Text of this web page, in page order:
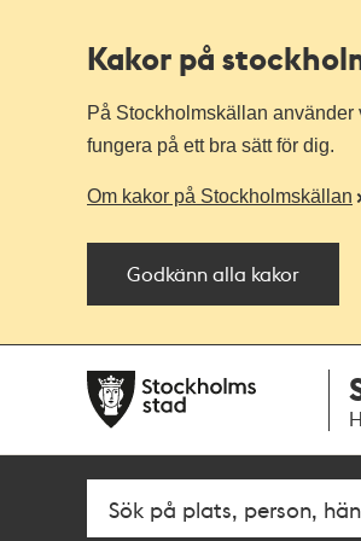
Kakor på
På Stockholmskällan använder
fungera på ett bra sätt för dig.
Om kakor på Stockholmskällan
Godkänn alla kakor
navigationen
huvudinnehållet
Fritextsök